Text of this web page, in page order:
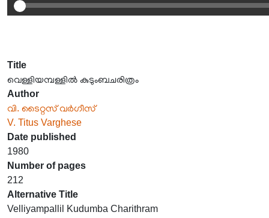
Title
വെള്ളിയമ്പള്ളിൽ കുടുംബചരിത്രം
Author
വി. ടൈറ്റസ് വർഗീസ്
V. Titus Varghese
Date published
1980
Number of pages
212
Alternative Title
Velliyampallil Kudumba Charithram